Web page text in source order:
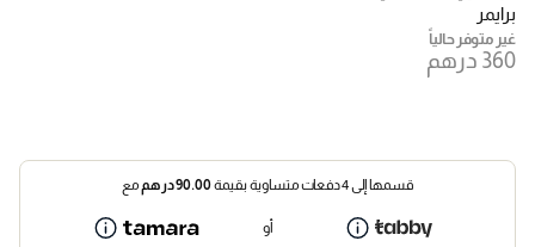
برايمر
غير متوفر حالياً
قسمها إلى 4 دفعات متساوية بقيمة 90.00درهممع
أو